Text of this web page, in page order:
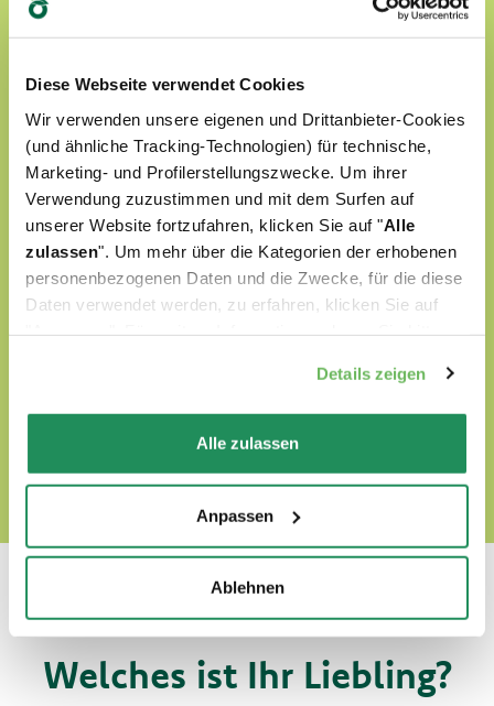
Diese Webseite verwendet Cookies
Wir verwenden unsere eigenen und Drittanbieter-Cookies
(und ähnliche Tracking-Technologien) für technische,
Marketing- und Profilerstellungszwecke. Um ihrer
Verwendung zuzustimmen und mit dem Surfen auf
unserer Website fortzufahren, klicken Sie auf "Alle
zulassen". Um mehr über die Kategorien der erhobenen
personenbezogenen Daten und die Zwecke, für die diese
Daten verwendet werden, zu erfahren, klicken Sie auf
Details zeigen
Alle zulassen
Anpassen
Ablehnen
In der Welt von Oasy werden unsere Vierbeiner
immer von Liebe umgegeben.
Unsere Produkte:
werden mit ausgewählten natürlichen
Zutaten zubereitet
sind ohne künstliche Farbstoffe formuliert
sind ohne GVO oder Soja formuliert
sind Tierversuchefrei
Welches ist Ihr Liebling?